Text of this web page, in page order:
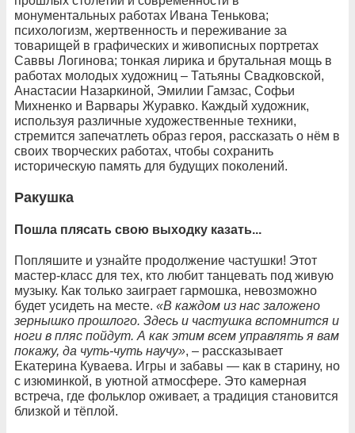
монументальных работах Ивана Тенькова;
психологизм, жертвенность и переживание за
товарищей в графических и живописных портретах
Саввы Логинова; тонкая лирика и брутальная мощь в
работах молодых художниц – Татьяны Свадковской,
Анастасии Назаркиной, Эмилии Гамзас, Софьи
Михненко и Варвары Журавко. Каждый художник,
используя различные художественные техники,
стремится запечатлеть образ героя, рассказать о нём в
своих творческих работах, чтобы сохранить
историческую память для будущих поколений.
Ракушка
Пошла плясать свою выходку казать...
Попляшите и узнайте продолжение частушки! Этот
мастер-класс для тех, кто любит танцевать под живую
музыку. Как только заиграет гармошка, невозможно
будет усидеть на месте. «В каждом из нас заложено
зернышко прошлого. Здесь и частушка вспомнится и
ноги в пляс пойдут. А как этим всем управлять я вам
покажу, да чуть-чуть научу», – рассказывает
Екатерина Куваева. Игры и забавы — как в старину, но
с изюминкой, в уютной атмосфере. Это камерная
встреча, где фольклор оживает, а традиция становится
близкой и тёплой.